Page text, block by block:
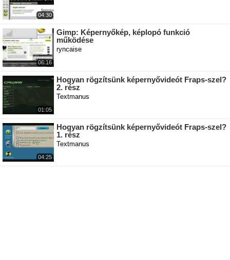
04:30
06:16
Gimp: Képernyőkép, képlopó funkció
működése
ryncaise
01:05
Hogyan rögzítsünk képernyővideót Fraps-szel?
2. rész
Textmanus
04:25
Hogyan rögzítsünk képernyővideót Fraps-szel?
1. rész
Textmanus